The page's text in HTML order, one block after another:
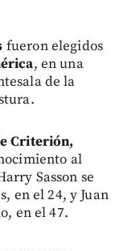
fueron elegidos
, en una
de la
Criterión,
al
Sasson se
en el 24, y Juan
en el 47.